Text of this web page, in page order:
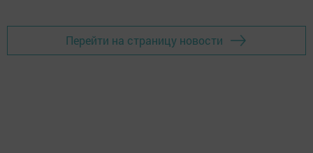
Перейти на страницу новости